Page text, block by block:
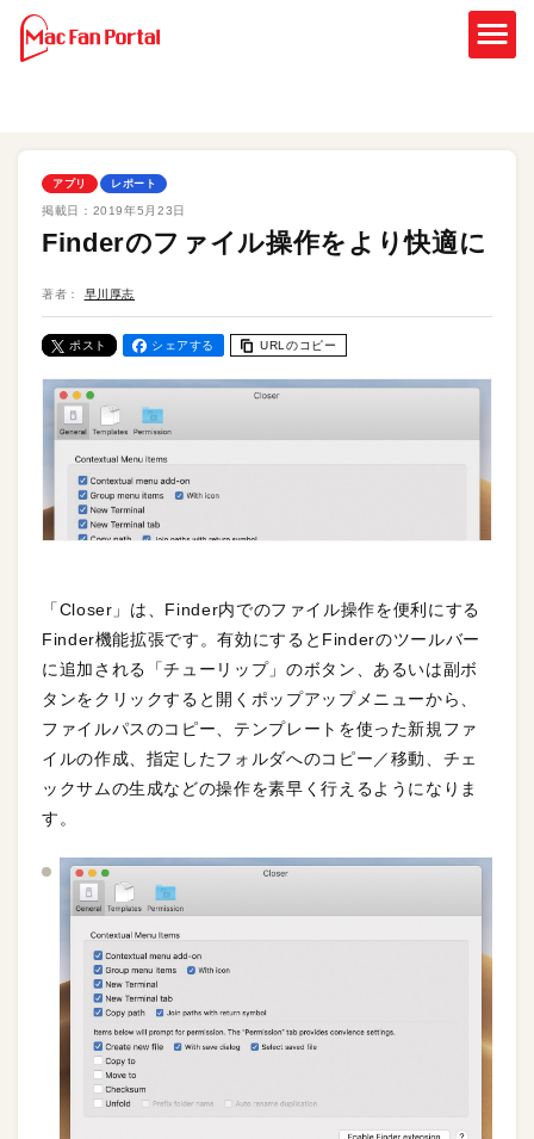
アプリ レポート
掲載日： 2019年5月23日
Finderのファイル操作をより快適に
著者： 早川厚志
ポスト シェアする URLのコピー
「Closer」は、Finder内でのファイル操作を便利にする
Finder機能拡張です。有効にするとFinderのツールバー
に追加される「チューリップ」のボタン、あるいは副ボ
タンをクリックすると開くポップアップメニューから、
ファイルパスのコピー、テンプレートを使った新規ファ
イルの作成、指定したフォルダへのコピー／移動、チェ
ックサムの生成などの操作を素早く行えるようになりま
す。